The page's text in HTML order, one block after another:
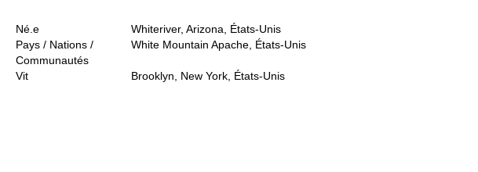
Né.e
Whiteriver, Arizona, États-Unis
Pays / Nations /
Communautés
White Mountain Apache, États-Unis
Vit Brooklyn, New York, États-Unis